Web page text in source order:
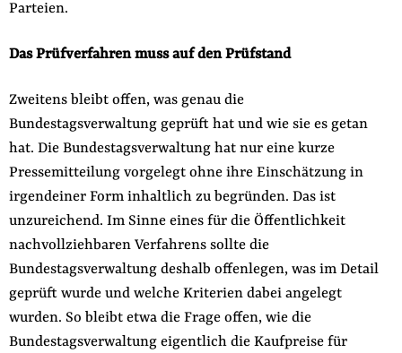
Parteien.
Das Prüfverfahren muss auf den Prüfstand
Zweitens bleibt offen, was genau die
Bundestagsverwaltung geprüft hat und wie sie es getan
hat. Die Bundestagsverwaltung hat nur eine kurze
Pressemitteilung vorgelegt ohne ihre Einschätzung in
irgendeiner Form inhaltlich zu begründen. Das ist
unzureichend. Im Sinne eines für die Öffentlichkeit
nachvollziehbaren Verfahrens sollte die
Bundestagsverwaltung deshalb offenlegen, was im Detail
geprüft wurde und welche Kriterien dabei angelegt
wurden. So bleibt etwa die Frage offen, wie die
Bundestagsverwaltung eigentlich die Kaufpreise für